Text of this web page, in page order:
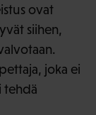
ovat
siihen,
joka ei
tehdä